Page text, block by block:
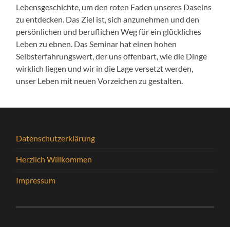
Lebensgeschichte, um den roten Faden unseres Daseins
zu entdecken. Das Ziel ist, sich anzunehmen und den
persönlichen und beruflichen Weg für ein glückliches
Leben zu ebnen. Das Seminar hat einen hohen
Selbsterfahrungswert, der uns offenbart, wie die Dinge
wirklich liegen und wir in die Lage versetzt werden,
unser Leben mit neuen Vorzeichen zu gestalten.
Datenschutzerklärung
Herzlich Willkommen
Impressum